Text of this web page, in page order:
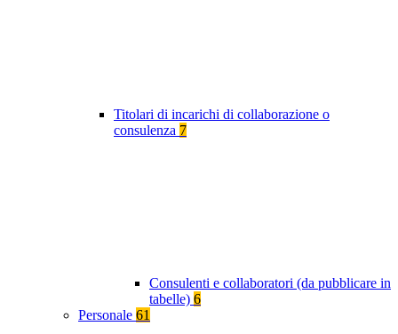
Titolari di incarichi di collaborazione o
consulenza 7
Consulenti e collaboratori (da pubblicare in
tabelle) 6
Personale 61